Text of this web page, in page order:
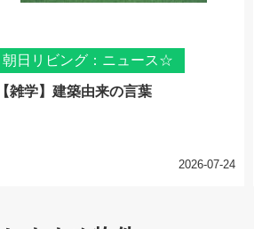
朝日リビング：ニュース☆
【雑学】建築由来の言葉
2026-07-24